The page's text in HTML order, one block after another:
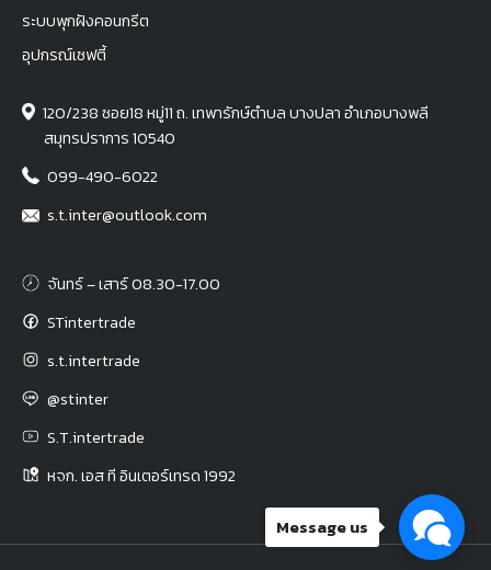
ระบบพุกฝังคอนกรีต
อุปกรณ์เซฟตี้
120/238 ซอย18 หมู่11 ถ. เทพารักษ์ตำบล บางปลา อำเภอบางพลี
สมุทรปราการ 10540
099-490-6022
s.t.inter@outlook.com
จันทร์ – เสาร์ 08.30-17.00
STintertrade
s.t.intertrade
@stinter
S.T.intertrade
หจก. เอส ที อินเตอร์เทรด 1992
Message us